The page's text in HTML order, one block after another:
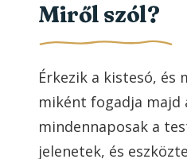
Miről szól?
Érkezik a kistesó, és
miként fogadja majd
mindennaposak a
jelenetek, és